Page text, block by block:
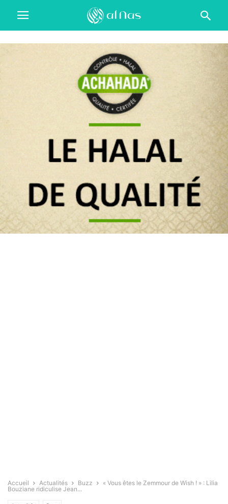
Accueil Actualités Buzz
« Vous êtes le Zemmour de Wish ! » : Lilia
Bouziane ridiculise Jean...